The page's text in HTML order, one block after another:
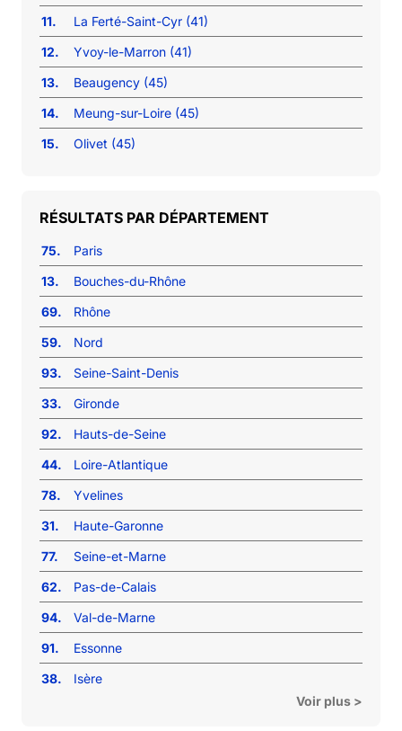
11.
La Ferté-Saint-Cyr (41)
12.
Yvoy-le-Marron (41)
13.
Beaugency (45)
14.
Meung-sur-Loire (45)
15.
Olivet (45)
RÉSULTATS PAR DÉPARTEMENT
75.
Paris
13.
Bouches-du-Rhône
69.
Rhône
59.
Nord
93.
Seine-Saint-Denis
33.
Gironde
92.
Hauts-de-Seine
44.
Loire-Atlantique
78.
Yvelines
31.
Haute-Garonne
77.
Seine-et-Marne
62.
Pas-de-Calais
94.
Val-de-Marne
91.
Essonne
38.
Isère
Voir plus >